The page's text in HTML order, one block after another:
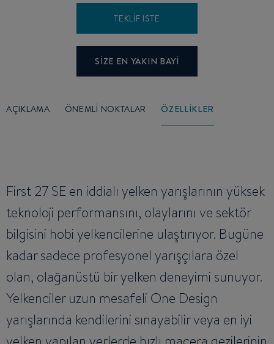
TEKLIF ISTE
SIZE EN YAKIN BAYI
AÇIKLAMA ÖNEMLI NOKTALAR ÖZELLIKLER
First 27 SE en iddialı yelken yarışlarının yüksek
teknoloji performansını, olaylarını ve sektör
bilgisini hobi yelkencilerine ulaştırıyor. Bugüne
kadar sadece profesyonel yarışçılara özel
olan, olağanüstü bir yelken deneyimi sunuyor.
Yelkenciler uzun mesafeli One Design
yarışlarında kendilerini sınayabilir veya en iyi